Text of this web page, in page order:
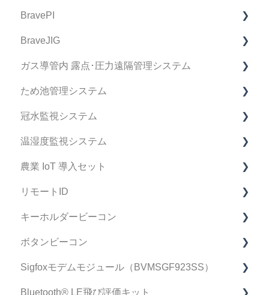
製品購入に関してのFAQ
BravePI
BravePI FAQ
スマートフォン アプリケーション FAQ
BravePI 関連動画
ドキュメント関連
ファームウェア リリースノート
BraveJIG
BraveJIG FAQ
IoT導入支援キット FAQ
BraveJIG PLUG FAQ
ガス導管内 露点･圧力遠隔管理システム
デバイス FAQ
管理システム FAQ
設置ガイドアプリ FAQ
運用・サポート FAQ
修理・点検 FAQ
データ・精度 FAQ
導入検討中のお客様へ
ため池管理システム
ため池管理システム FAQ
マニュアル
製品仕様書
冠水監視システム
冠水監視システム FAQ
マニュアル
製品仕様書
温湿度監視システム
FAQ
マニュアル
農業 IoT 導入セット
FAQ
契約・手続き
リモートID
リモートID FAQ
リモートID 受信機 FAQ
スマートフォン アプリケーション FAQ
不具合•初期不良について
キーホルダービーコン
FAQ
マニュアル
製品仕様書/取扱説明書
ボタンビーコン
FAQ
Sigfoxモデムモジュール（BVMSGF923SS）
Sigfoxモデムモジュール FAQ
Bluetooth®︎ LE飛び評価キット